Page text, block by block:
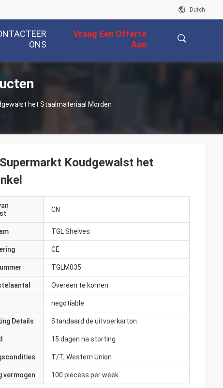
Dutch
ONS
Vraag Een Offerte
Aan
het Staalmateriaal Morden
Koudgewalst het
CN
TGL Shelves
CE
TGLM035
Overeen te komen
negotiable
Details Standaard de uitvoerkarton
15 dagen na storting
T/T, Western Union
vermogen 100 piecess per week